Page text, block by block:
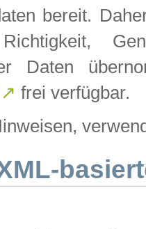
bereit.
Daten
↗ frei verfügbar.